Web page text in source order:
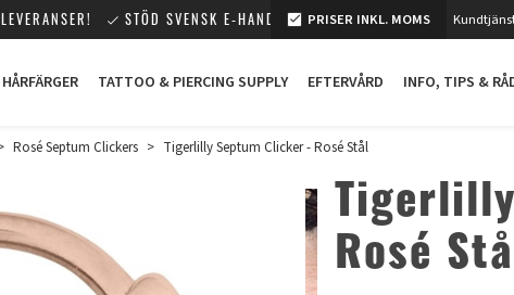
STÖD SVENSK E-HANDEL! PRISER INKL. MOMS
TATTOO & PIERCING SUPPLY EFTERVÅRD INFO, TIPS &
Rosé Septum Clickers > Tigerlilly Septum Clicker - Rosé Stål
Rosé